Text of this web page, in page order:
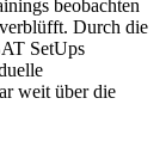
beobachten
Durch die
SetUps
weit über die